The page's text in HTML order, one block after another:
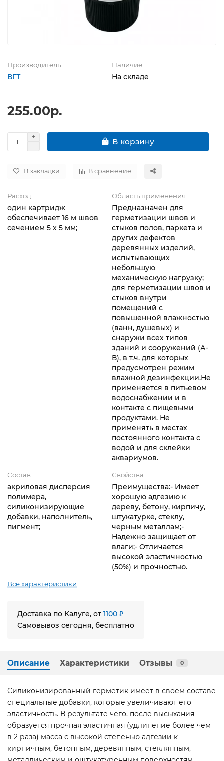
Производитель
ВГТ
Наличие
На складе
255.00р.
В корзину
В закладки В сравнение
Расход
один картридж
обеспечивает 16 м швов
сечением 5 х 5 мм;
Область применения
Предназначен для
герметизации швов и
стыков полов, паркета и
других дефектов
деревянных изделий,
испытывающих
небольшую
механическую нагрузку;
для герметизации швов и
стыков внутри
помещений с
повышенной влажностью
(ванн, душевых) и
снаружи всех типов
зданий и сооружений (А-
В), в т.ч. для которых
предусмотрен режим
влажной дезинфекции.Не
применяется в питьевом
водоснабжении и в
контакте с пищевыми
продуктами. Не
применять в местах
постоянного контакта с
водой и для склейки
аквариумов.
Состав
акриловая дисперсия
полимера,
силиконизирующие
добавки, наполнитель,
пигмент;
Свойства
Преимущества:- Имеет
хорошую адгезию к
дереву, бетону, кирпичу,
штукатурке, стеклу,
черным металлам;-
Надежно защищает от
влаги;- Отличается
высокой эластичностью
(50%) и прочностью.
Все характеристики
Доставка по Калуге, от 1100 ₽
Самовывоз сегодня, бесплатно
Описание Характеристики Отзывы 0
Силиконизированный герметик имеет в своем составе
специальные добавки, которые увеличивают его
эластичность. В результате чего, после высыхания
образуется прочная эластичная (удлинение более чем
в 2 раза) масса с высокой степенью адгезии к
кирпичным, бетонным, деревянным, стеклянным,